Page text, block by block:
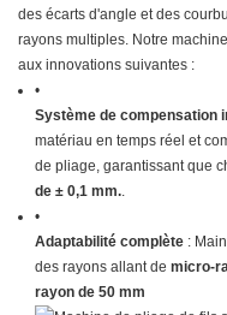
des écarts d'angle et des
rayons multiples. Notre
aux innovations suivantes :
•
Système de compensation
matériau en temps réel et
de pliage, garantissant que
de ± 0,1 mm.​.
•
Adaptabilité complète ​:
des rayons allant de​​micro-
rayon de 50 mm